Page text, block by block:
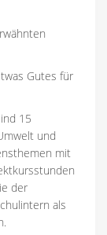
Gutes für
15
und
mit
der
als